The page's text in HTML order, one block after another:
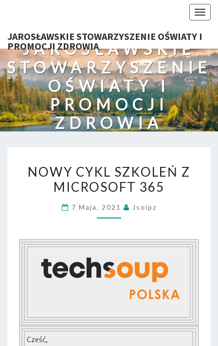
JAROSŁAWSKIE STOWARZYSZENIE OŚWIATY I
PROMOCJI ZDROWIA
JAROSŁAWSKIE
STOWARZYSZENIE
OŚWIATY I
PROMOCJI
ZDROWIA
CYKL
SZKOLEŃ
MICROSOFT
NOWY CYKL SZKOLEŃ Z
MICROSOFT 365
7 Maja, 2021 Jsoipz
Cześć,